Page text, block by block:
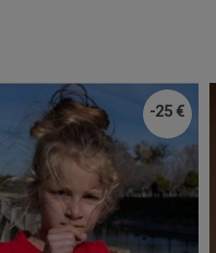
-25 €